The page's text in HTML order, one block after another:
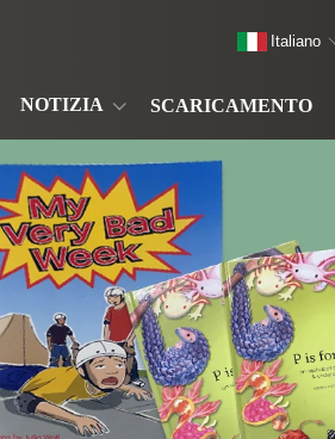
NOTIZIA SCARICAMENTO
Italiano